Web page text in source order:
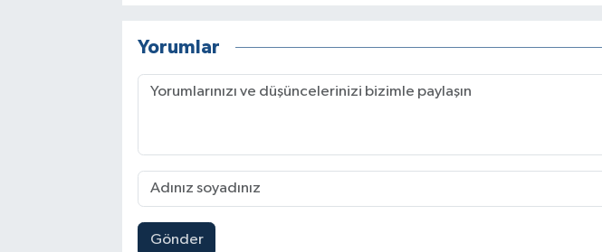
Yorumlar
Gönder